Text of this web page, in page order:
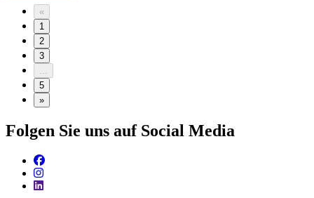
«
1
2
3
...
5
»
Folgen Sie uns auf Social Media